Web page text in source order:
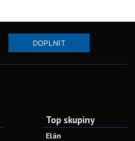
DOPLNIT
Top skupiny
Elán